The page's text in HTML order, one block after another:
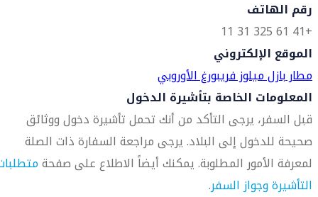
رقم الهاتف
+41 61 325 31 11
الموقع الإلكتروني
مطار بازل ميلوز فريبورغ الأوروبي
المعلومات الخاصة بتأشيرة الدخول
قبل السفر، يرجى التأكد من أنك تحمل تأشيرة دخول ووثائق
صحيحة للدخول إلى البلاد. يرجى مراجعة السفارة ذات الصلة
لمعرفة الأمور المطلوبة. يمكنك أيضاً الاطلاع على صفحة
التأشيرة وجواز السفر.